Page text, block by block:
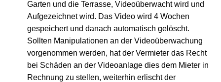
Garten und die Terrasse, Videoüberwacht wird und
Aufgezeichnet wird. Das Video wird 4 Wochen
gespeichert und danach automatisch gelöscht.
Sollten Manipulationen an der Videoüberwachung
vorgenommen werden, hat der Vermieter das Recht
bei Schäden an der Videoanlage dies dem Mieter in
Rechnung zu stellen, weiterhin erlischt der